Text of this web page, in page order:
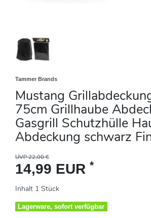
Tammer Brands
Mustang
75cm Grillhaube
Gasgrill Schutzhülle
Abdeckung schwarz
UVP 22,00 €
14,99 EUR *
Inhalt 1 Stück
Lagerware, sofort verfügbar